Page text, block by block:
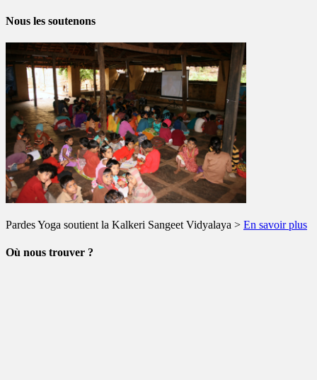
Nous les soutenons
Pardes Yoga soutient la Kalkeri Sangeet Vidyalaya > En savoir plus
Où nous trouver ?